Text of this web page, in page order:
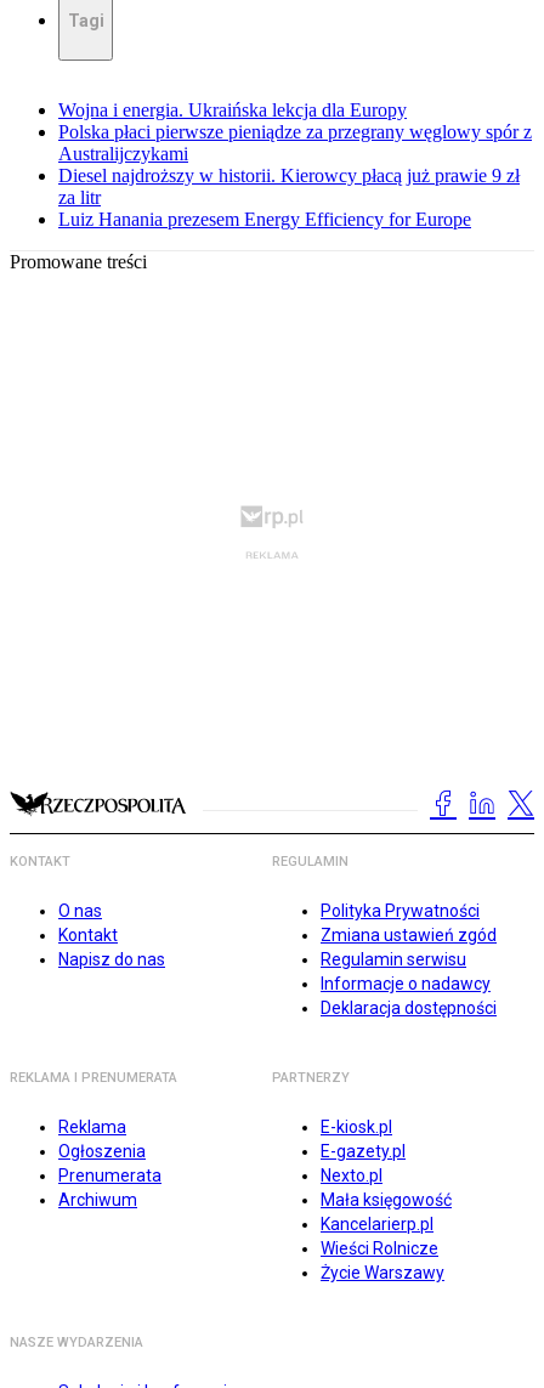
Tagi
Wojna i energia. Ukraińska lekcja dla Europy
Polska płaci pierwsze pieniądze za przegrany węglowy spór z
Australijczykami
Diesel najdroższy w historii. Kierowcy płacą już prawie 9 zł
za litr
Luiz Hanania prezesem Energy Efficiency for Europe
Promowane treści
KONTAKT
O nas
Kontakt
Napisz do nas
REGULAMIN
Polityka Prywatności
Zmiana ustawień zgód
Regulamin serwisu
Informacje o nadawcy
Deklaracja dostępności
REKLAMA I PRENUMERATA
Reklama
Ogłoszenia
Prenumerata
Archiwum
PARTNERZY
E-kiosk.pl
E-gazety.pl
Nexto.pl
Mała księgowość
Kancelarierp.pl
Wieści Rolnicze
Życie Warszawy
NASZE WYDARZENIA